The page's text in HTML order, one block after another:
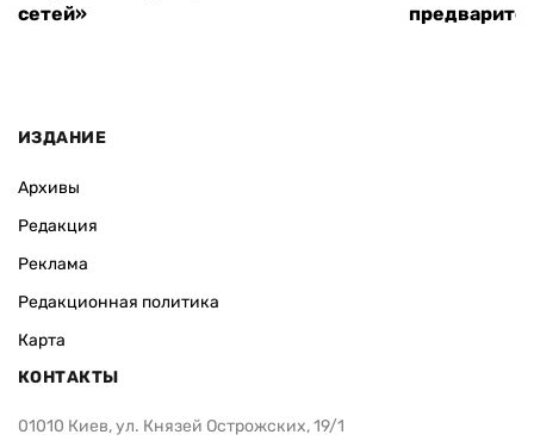
сетей»
ИЗДАНИЕ
Архивы
Редакция
Реклама
Редакционная политика
Карта
КОНТАКТЫ
01010 Киев, ул. Князей Острожских, 19/1